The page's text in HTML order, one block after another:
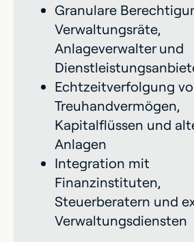
Granulare
Verwaltungsräte,
Anlageverwalter und
Echtzeitverfolgung
Treuhandvermögen,
Kapitalflüssen und
Anlagen
Integration mit
Finanzinstituten,
Steuerberatern und
Verwaltungsdiensten